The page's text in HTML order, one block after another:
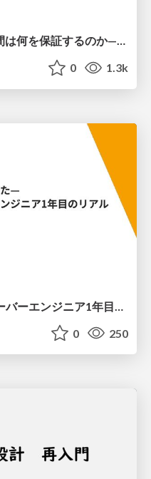
AIがコードを書く時代、人間は何を保証するのか———馬場さんと考える、開発者に求められる新しい責任と価値 - TECH PLAY
0 1.3k
0 250